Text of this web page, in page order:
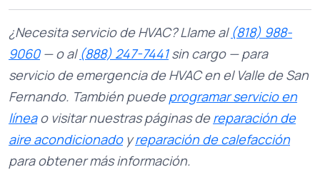
¿Necesita servicio de HVAC? Llame al (818) 988-
9060— o al (888) 247-7441sin cargo — para
servicio de emergencia de HVAC en el Valle de San
Fernando. También puedeprogramar servicio en
líneao visitar nuestras páginas dereparación de
aire acondicionadoyreparación de calefacción
para obtener más información.